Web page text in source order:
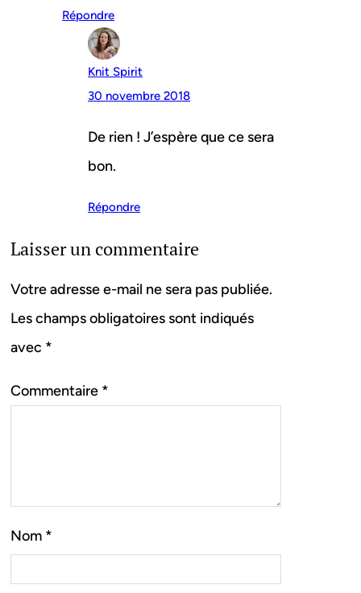
Répondre
Knit Spirit
30 novembre 2018
De rien ! J’espère que ce sera
bon.
Répondre
Laisser un commentaire
Votre adresse e-mail ne sera pas publiée.
Les champs obligatoires sont indiqués
avec *
Commentaire *
Nom *